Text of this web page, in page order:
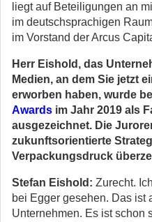
liegt auf Beteiligungen an
im deutschsprachigen
im Vorstand der Arcus
Herr Eishold, das
Medien, an dem Sie jetzt
erworben haben, wurde
Awards im Jahr 2019 als
ausgezeichnet. Die
zukunftsorientierte
Verpackungsdruck
Stefan Eishold: Zurecht.
bei Egger gesehen. Das ist
Unternehmen. Es ist schon